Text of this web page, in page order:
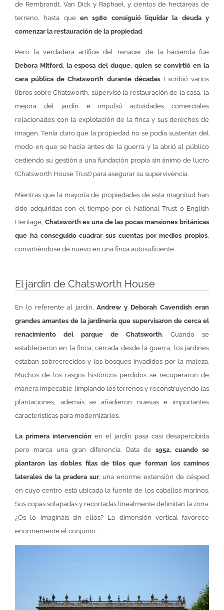
de Rembrandt, Van Dick y Raphael, y cientos de hectáreas de
terreno, hasta que en 1980 consiguió liquidar la deuda y
comenzar la restauración de la propiedad.
Pero la verdadera artífice del renacer de la hacienda fue
Debora Mitford, la esposa del duque, quien se convirtió en la
cara pública de Chatsworth durante décadas. Escribió varios
libros sobre Chatsworth, supervisó la restauración de la casa, la
mejora del jardín e impulsó actividades comerciales
relacionados con la explotación de la finca y sus derechos de
imagen. Tenía claro que la propiedad no se podía sustentar del
modo en que se hacía antes de la guerra y la abrió al público
cediendo su gestión a una fundación propia sin ánimo de lucro
(Chatsworth House Trust) para asegurar su supervivencia.
Mientras que la mayoría de propiedades de esta magnitud han
sido adquiridas con el tiempo por el National Trust o English
Heritage, Chatsworth es una de las pocas mansiones británicas
que ha conseguido cuadrar sus cuentas por medios propios
convirtiéndose de nuevo en una finca autosuficiente.
El jardin de Chatsworth House
En lo referente al jardín,Andrew y Deborah Cavendish eran
grandes amantes de la jardinería que supervisaron de cerca el
renacimiento del parque de Chatsworth. Cuando se
establecieron en la finca, cerrada desde la guerra, los jardines
estaban sobrecrecidos y los bosques invadidos por la maleza.
Muchos de los rasgos históricos perdidos se recuperaron de
manera impecable limpiando los terrenos y reconstruyendo las
plantaciones, además se añadieron nuevas e importantes
características para modernizarlos.
La primera intervención en el jardín pasa casi desapercibida
pero marca una gran diferencia. Data de 1952, cuando se
plantaron las dobles filas de tilos que forman los caminos
laterales de la pradera sur, una enorme extensión de césped
en cuyo centro está ubicada la fuente de los caballos marinos.
Sus copas solapadas y recortadas linealmente delimitan la zona.
¿Os lo imagináis sin ellos? La dimensión vertical favorece
enormemente el conjunto.